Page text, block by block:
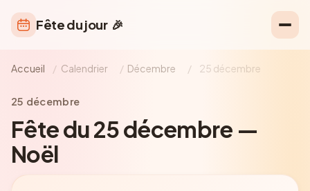
Fête du jour 🎉
Accueil / Calendrier / Décembre / 25 décembre
25 décembre
Fête du 25 décembre —
Noël